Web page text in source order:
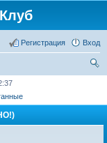
Вход
Регистрация